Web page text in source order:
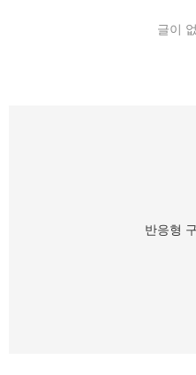
글이
반응형